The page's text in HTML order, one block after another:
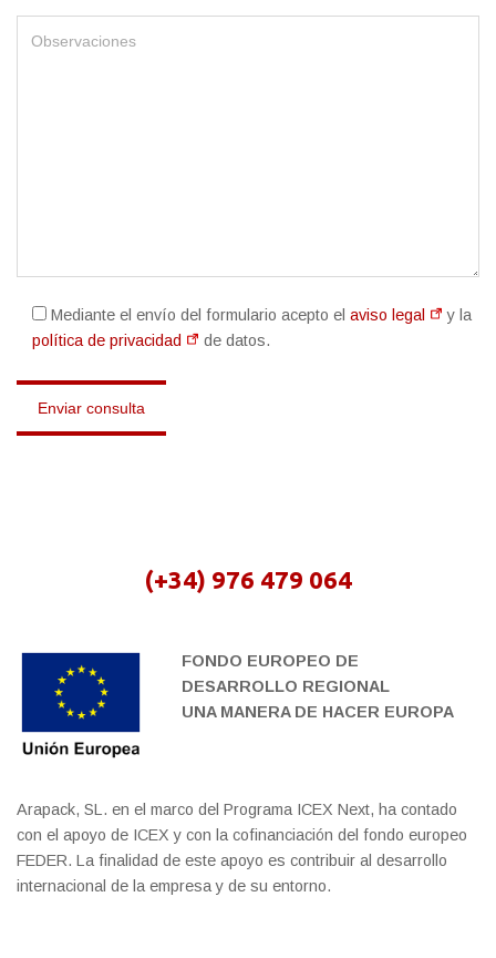
Mediante el envío del formulario acepto elaviso legal
y la
política de privacidad
de datos.
(+34) 976 479 064
FONDO EUROPEO DE
DESARROLLO REGIONAL
UNA MANERA DE HACER EUROPA
Arapack, SL. en el marco del Programa ICEX Next, ha contado
con el apoyo de ICEX y con la cofinanciación del fondo europeo
FEDER. La finalidad de este apoyo es contribuir al desarrollo
internacional de la empresa y de su entorno.